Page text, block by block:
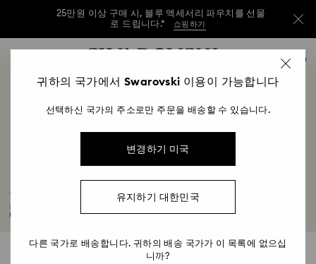
25만원 이상 구매 시, 블루 액세서리 파우치를 선물
로 드립니다.*
쇼핑하기
25만원 이상 구매 시, 블루 액세서리 파우치를 선물
25만원 이상 구매 시, 블루 액세서리 파우치를 선물
0 - Header
크리스털 동물 피규어
스와로브스키 크리스털로 제작된 동물 피규어 컬렉션은 자연에서 영감을 받았습니
다. 개구리, 다람쥐, 벌 등 다양한 생물로 동물을 사랑하는...자세히 보기
귀하의 국가에서 Swarovski 이용이 가능합니다
선택하신 국가의 주소로만 주문을 배송할 수 있습니다.
변경하기 미국
유지하기 대한민국
다른 국가로 배송합니다. 귀하의 배송 국가가 이 목록에 없으십
니까?